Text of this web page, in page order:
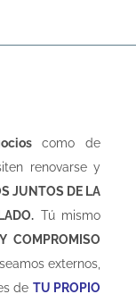
como de
renovarse y
JUNTOS DE LA
Tú mismo
COMPROMISO
externos,
de TU PROPIO